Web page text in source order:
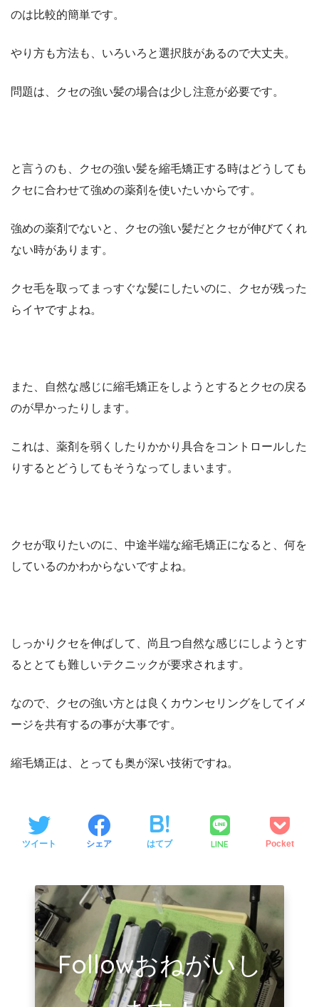
のは比較的簡単です。
やり方も方法も、いろいろと選択肢があるので大丈夫。
問題は、クセの強い髪の場合は少し注意が必要です。
と言うのも、クセの強い髪を縮毛矯正する時はどうしても
クセに合わせて強めの薬剤を使いたいからです。
強めの薬剤でないと、クセの強い髪だとクセが伸びてくれ
ない時があります。
クセ毛を取ってまっすぐな髪にしたいのに、クセが残った
らイヤですよね。
また、自然な感じに縮毛矯正をしようとするとクセの戻る
のが早かったりします。
これは、薬剤を弱くしたりかかり具合をコントロールした
りするとどうしてもそうなってしまいます。
クセが取りたいのに、中途半端な縮毛矯正になると、何を
しているのかわからないですよね。
しっかりクセを伸ばして、尚且つ自然な感じにしようとす
るととても難しいテクニックが要求されます。
なので、クセの強い方とは良くカウンセリングをしてイメ
ージを共有するの事が大事です。
縮毛矯正は、とっても奥が深い技術ですね。
ツイート シェア はてブ LINE Pocket
Followおねがいし